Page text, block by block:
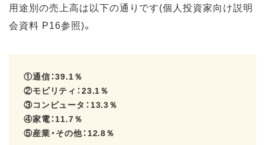
用途別の売上高は以下の通りです(個人投資家向け説明
会資料 P16参照)。
①通信：39.1％
②モビリティ：23.1％
③コンピュータ：13.3％
④家電：11.7％
⑤産業・その他：12.8％